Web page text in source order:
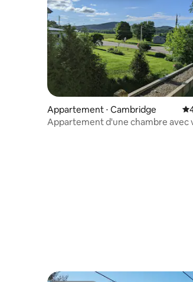
Appartement ⋅ Cambridge
Appartement d'une chambre avec